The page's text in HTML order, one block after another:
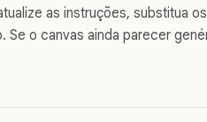
as instruções, substitua
Se o canvas ainda parecer